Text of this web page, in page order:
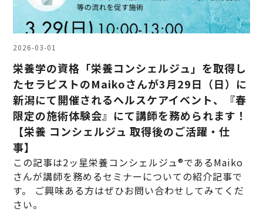
2026-03-01
栄養学の資格「栄養コンシェルジュ」を取得し
たセラピストのMaikoさんが3月29日（日）に
新潟にて開催されるヘルスケアイベント、『春
限定の施術体験会』にて講師を務められます！
【栄養 コンシェルジュ 取得後のご活躍・仕
事】
この記事は2ッ星栄養コンシェルジュ®であるMaiko
さんが講師を務めるセミナーについての紹介記事で
す。 ご興味ある方はぜひお問い合わせしてみてくだ
さい。